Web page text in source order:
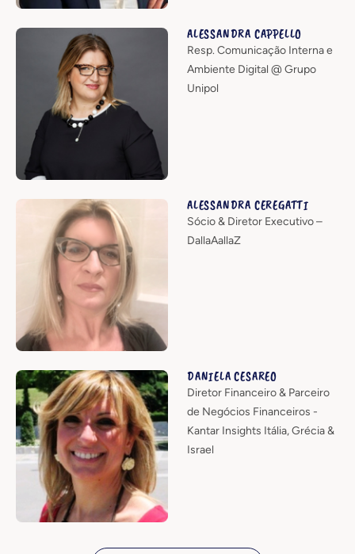
ALESSANDRA CAPPELLO
Resp. Comunicação Interna e
Ambiente Digital @ Grupo
Unipol
ALESSANDRA CEREGATTI
Sócio & Diretor Executivo –
DallaAallaZ
DANIELA CESAREO
Diretor Financeiro & Parceiro
de Negócios Financeiros -
Kantar Insights Itália, Grécia &
Israel